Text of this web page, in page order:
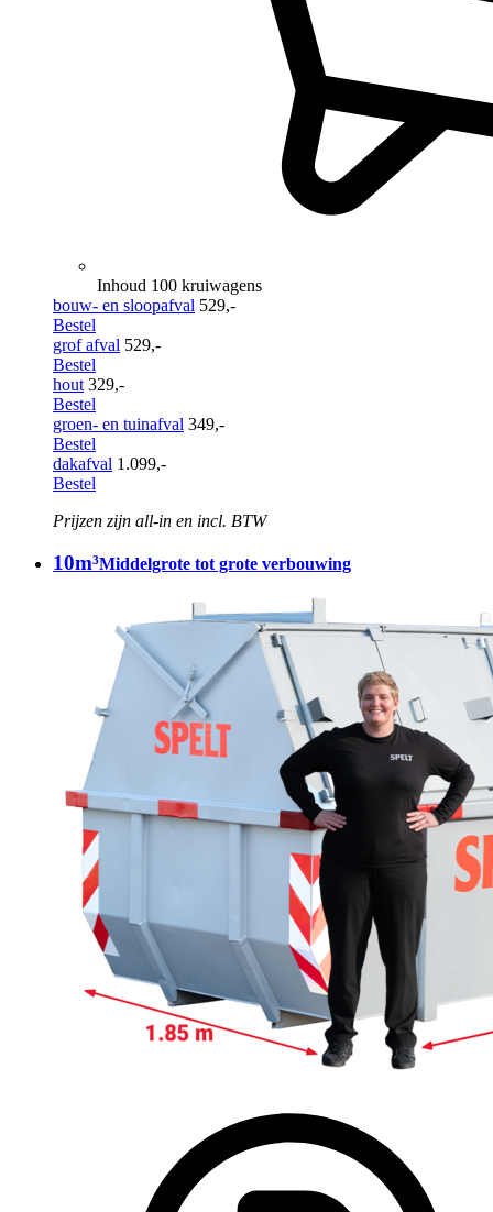
Inhoud 100 kruiwagens
bouw- en sloopafval 529,-
Bestel
grof afval 529,-
Bestel
hout 329,-
Bestel
groen- en tuinafval 349,-
Bestel
dakafval 1.099,-
Bestel
Prijzen zijn all-in en incl. BTW
10m³Middelgrote tot grote verbouwing